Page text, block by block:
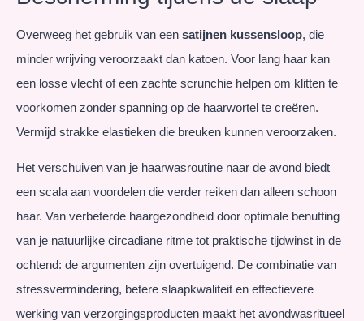
Overweeg het gebruik van een satijnen kussensloop, die
minder wrijving veroorzaakt dan katoen. Voor lang haar kan
een losse vlecht of een zachte scrunchie helpen om klitten te
voorkomen zonder spanning op de haarwortel te creëren.
Vermijd strakke elastieken die breuken kunnen veroorzaken.
Het verschuiven van je haarwasroutine naar de avond biedt
een scala aan voordelen die verder reiken dan alleen schoon
haar. Van verbeterde haargezondheid door optimale benutting
van je natuurlijke circadiane ritme tot praktische tijdwinst in de
ochtend: de argumenten zijn overtuigend. De combinatie van
stressvermindering, betere slaapkwaliteit en effectievere
werking van verzorgingsproducten maakt het avondwasritueel